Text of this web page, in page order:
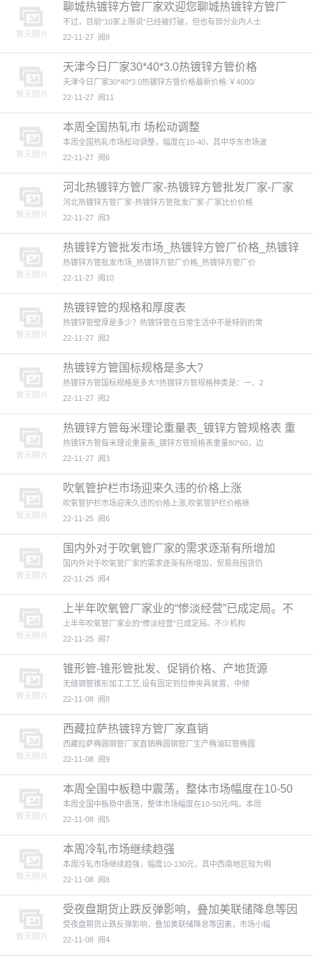
聊城热镀锌方管厂家欢迎您聊城热镀锌方管厂
家
不过，目前“10家上限说”已经被打破，但也有部分业内人士
22-11-27 阅8
天津今日厂家30*40*3.0热镀锌方管价格
天津今日厂家30*40*3.0热镀锌方管价格最新价格:￥4000/
22-11-27 阅11
本周全国热轧市 场松动调整
本周全国热轧市场松动调整，幅度在10-40，其中华东市场波
22-11-27 阅6
河北热镀锌方管厂家-热镀锌方管批发厂家-厂家
比价
河北热镀锌方管厂家-热镀锌方管批发厂家-厂家比价价格
22-11-27 阅3
热镀锌方管批发市场_热镀锌方管厂价格_热镀锌
方管厂
热镀锌方管批发市场_热镀锌方管厂价格_热镀锌方管厂价
22-11-27 阅10
热镀锌管的规格和厚度表
热镀锌管壁厚是多少？热镀锌管在日常生活中不是特别的常
22-11-27 阅2
热镀锌方管国标规格是多大?
热镀锌方管国标规格是多大?热镀锌方管规格种类是：一、2
22-11-27 阅2
热镀锌方管每米理论重量表_镀锌方管规格表 重
量
热镀锌方管每米理论重量表_镀锌方管规格表重量80*60，边
22-11-27 阅3
吹氧管护栏市场迎来久违的价格上涨
吹氧管护栏市场迎来久违的价格上涨,吹氧管护栏价格继
22-11-25 阅6
国内外对于吹氧管厂家的需求逐渐有所增加
国内外对于吹氧管厂家的需求逐渐有所增加，贸易商囤货仍
22-11-25 阅4
上半年吹氧管厂家业的“惨淡经营”已成定局。不
少机构正在对下半
上半年吹氧管厂家业的“惨淡经营”已成定局。不少机构
22-11-25 阅7
锥形管-锥形管批发、促销价格、产地货源
无缝钢管锥形加工工艺,设有固定到拉伸夹具装置、中频
22-11-08 阅8
西藏拉萨热镀锌方管厂家直销
西藏拉萨椭圆钢管厂家直销椭圆钢管厂生产椭油缸管椭圆
22-11-08 阅9
本周全国中板稳中震荡，整体市场幅度在10-50
元/吨
本周全国中板稳中震荡，整体市场幅度在10-50元/吨。本周
22-11-08 阅5
本周冷轧市场继续趋强
本周冷轧市场继续趋强，幅度10-130元，其中西南地区较为明
22-11-08 阅8
受夜盘期货止跌反弹影响，叠加美联储降息等因
素
受夜盘期货止跌反弹影响，叠加美联储降息等因素，市场小幅
22-11-08 阅4